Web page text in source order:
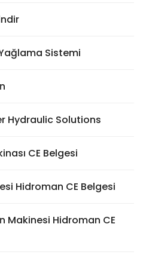
Sistemi
Hydraulic Solutions
CE Belgesi
Hidroman CE Belgesi
Makinesi Hidroman CE